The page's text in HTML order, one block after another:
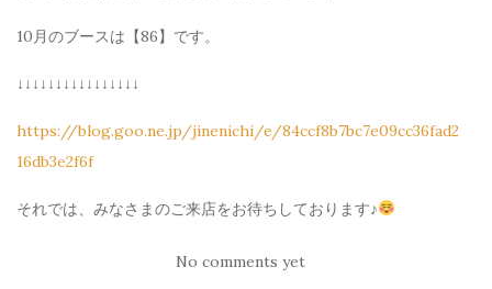
10月のブースは【86】です。
↓↓↓↓↓↓↓↓↓↓↓↓↓↓↓↓
https://blog.goo.ne.jp/jinenichi/e/84ccf8b7bc7e09cc36fad2
16db3e2f6f
それでは、みなさまのご来店をお待ちしております♪
No comments yet